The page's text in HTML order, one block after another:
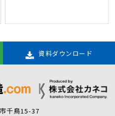
資料ダウンロード
千鳥15-37